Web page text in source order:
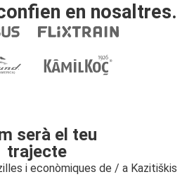
en nosaltres.
serà el teu
trajecte
i econòmiques de / a Kazitiškis